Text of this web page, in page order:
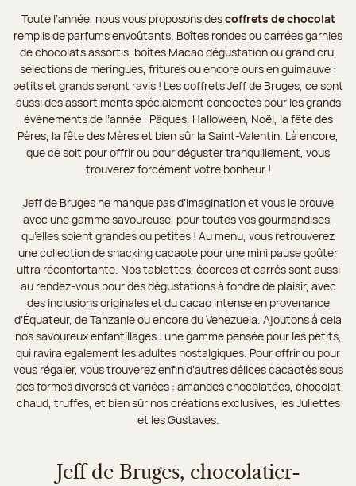
Toute l’année, nous vous proposons descoffrets de chocolat
remplis de parfums envoûtants. Boîtes rondes ou carrées garnies
de chocolats assortis, boîtes Macao dégustation ou grand cru,
sélections de meringues, fritures ou encore ours en guimauve :
petits et grands seront ravis ! Les coffrets Jeff de Bruges, ce sont
aussi des assortiments spécialement concoctés pour les grands
événements de l’année : Pâques, Halloween, Noël, la fête des
Pères, la fête des Mères et bien sûr la Saint-Valentin. Là encore,
que ce soit pour offrir ou pour déguster tranquillement, vous
trouverez forcément votre bonheur !
Jeff de Bruges ne manque pas d’imagination et vous le prouve
avec une gamme savoureuse, pour toutes vos gourmandises,
qu’elles soient grandes ou petites ! Au menu, vous retrouverez
une collection de snacking cacaoté pour une mini pause goûter
ultra réconfortante. Nos tablettes, écorces et carrés sont aussi
au rendez-vous pour des dégustations à fondre de plaisir, avec
des inclusions originales et du cacao intense en provenance
d’Équateur, de Tanzanie ou encore du Venezuela. Ajoutons à cela
nos savoureux enfantillages : une gamme pensée pour les petits,
qui ravira également les adultes nostalgiques. Pour offrir ou pour
vous régaler, vous trouverez enfin d’autres délices cacaotés sous
des formes diverses et variées : amandes chocolatées, chocolat
chaud, truffes, et bien sûr nos créations exclusives, les Juliettes
et les Gustaves.
Jeff de Bruges, chocolatier-